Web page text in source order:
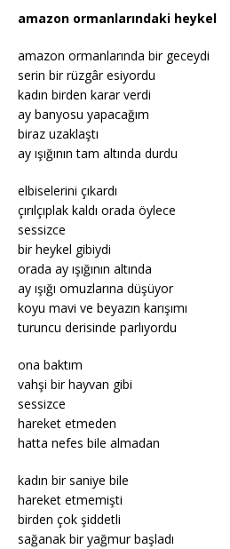
amazon ormanlarındaki heykel
amazon ormanlarında bir geceydi
serin bir rüzgâr esiyordu
kadın birden karar verdi
ay banyosu yapacağım
biraz uzaklaştı
ay ışığının tam altında durdu
elbiselerini çıkardı
çırılçıplak kaldı orada öylece
sessizce
bir heykel gibiydi
orada ay ışığının altında
ay ışığı omuzlarına düşüyor
koyu mavi ve beyazın karışımı
turuncu derisinde parlıyordu
ona baktım
vahşi bir hayvan gibi
sessizce
hareket etmeden
hatta nefes bile almadan
kadın bir saniye bile
hareket etmemişti
birden çok şiddetli
sağanak bir yağmur başladı